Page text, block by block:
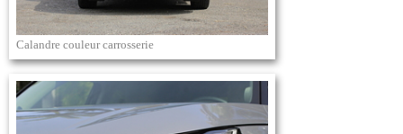
Calandre couleur carrosserie